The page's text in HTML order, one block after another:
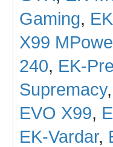
Gaming,
X99
240, EK-
Supremacy
EVO X99,
EK-Vardar,